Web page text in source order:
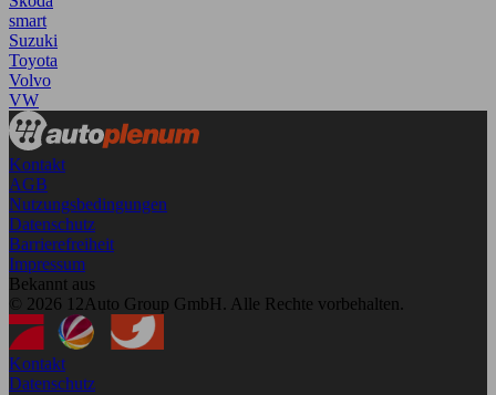
smart
Suzuki
Toyota
Volvo
VW
Kontakt
AGB
Nutzungsbedingungen
Datenschutz
Barrierefreiheit
Impressum
Bekannt aus
© 2026 12Auto Group GmbH. Alle Rechte vorbehalten.
Kontakt
Datenschutz